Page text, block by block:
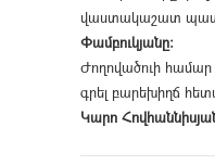
վաստակաշատ
Փամբուկյանը։
Ժողովածուի
գրել բարեխիղճ
Կարո